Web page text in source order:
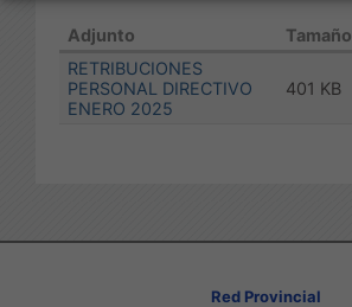
Adjunto Tamaño
RETRIBUCIONES
PERSONAL DIRECTIVO
ENERO 2025
401 KB
Red Provincial